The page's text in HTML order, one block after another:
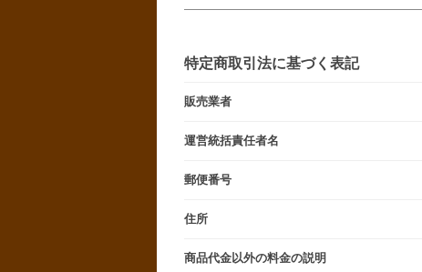
特定商取引法に基づく表記
販売業者
運営統括責任者名
郵便番号
住所
商品代金以外の料金の説明